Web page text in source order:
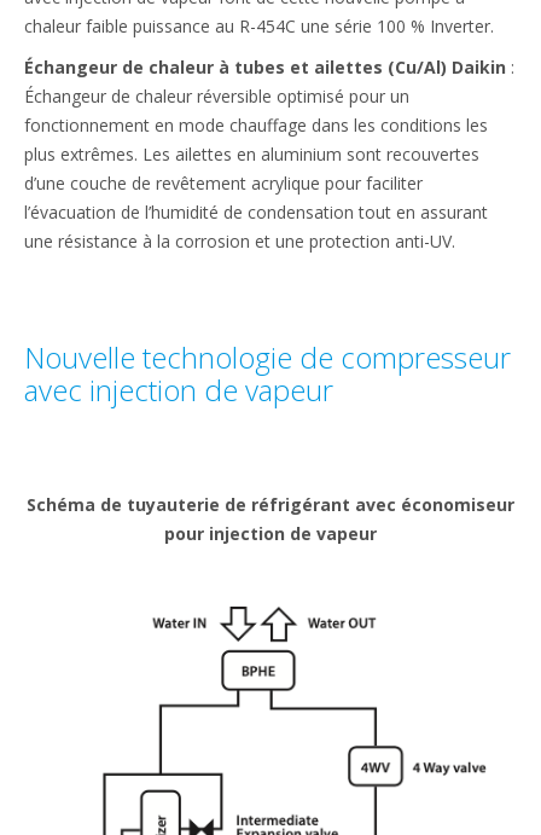
chaleur faible puissance au R-454C une série 100 % Inverter.
Échangeur de chaleur à tubes et ailettes (Cu/Al) Daikin :
Échangeur de chaleur réversible optimisé pour un
fonctionnement en mode chauffage dans les conditions les
plus extrêmes. Les ailettes en aluminium sont recouvertes
d’une couche de revêtement acrylique pour faciliter
l’évacuation de l’humidité de condensation tout en assurant
une résistance à la corrosion et une protection anti-UV.
Nouvelle technologie de compresseur
avec injection de vapeur
Schéma de tuyauterie de réfrigérant avec économiseur
pour injection de vapeur